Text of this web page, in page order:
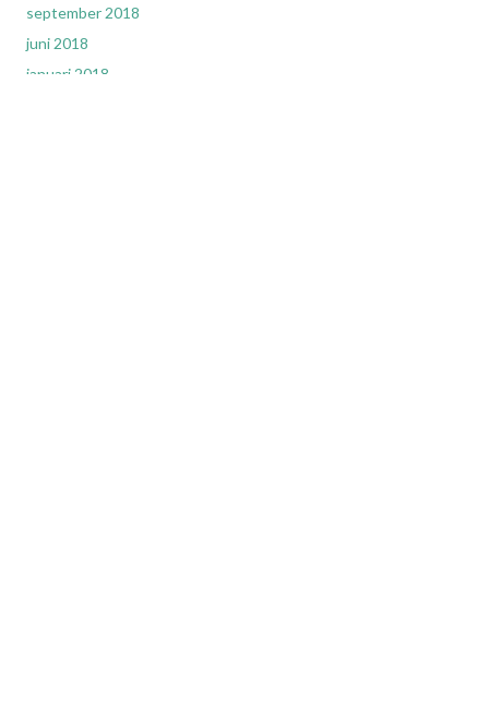
september 2018
juni 2018
januari 2018